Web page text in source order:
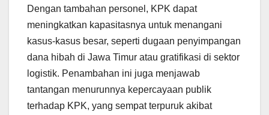
Dengan tambahan personel, KPK dapat
meningkatkan kapasitasnya untuk menangani
kasus-kasus besar, seperti dugaan penyimpangan
dana hibah di Jawa Timur atau gratifikasi di sektor
logistik. Penambahan ini juga menjawab
tantangan menurunnya kepercayaan publik
terhadap KPK, yang sempat terpuruk akibat